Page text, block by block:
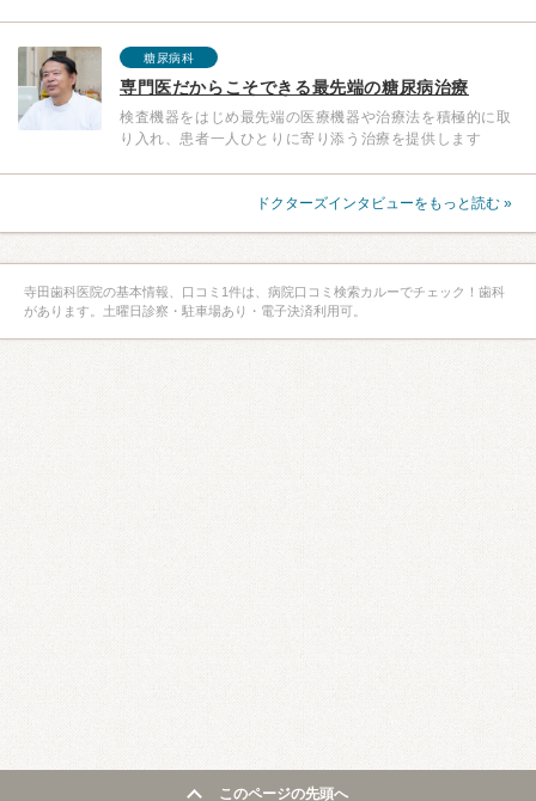
糖尿病科
専門医だからこそできる最先端の糖尿病治療
検査機器をはじめ最先端の医療機器や治療法を積極的に取
り入れ、患者一人ひとりに寄り添う治療を提供します
ドクターズインタビューをもっと読む »
寺田歯科医院の基本情報、口コミ1件は、病院口コミ検索カルーでチェック！歯科
があります。土曜日診察・駐車場あり・電子決済利用可。
このページの先頭へ